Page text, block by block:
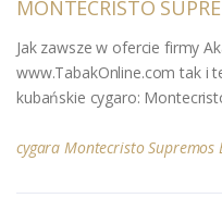
MONTECRISTO
Jak zawsze w ofercie firmy
www.TabakOnline.com tak i
kubańskie cygaro:
cygara Montecristo Supremos